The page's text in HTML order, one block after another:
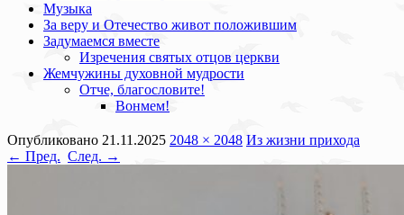
Музыка
За веру и Отечество живот положившим
Задумаемся вместе
Изречения святых отцов церкви
Жемчужины духовной мудрости
Отче, благословите!
Вонмем!
Опубликовано 21.11.2025 2048 × 2048 Из жизни прихода
← Пред. След. →